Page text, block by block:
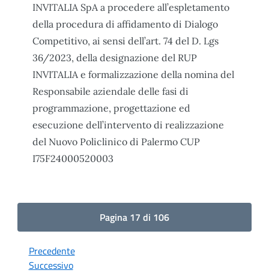
INVITALIA SpA a procedere all’espletamento
della procedura di affidamento di Dialogo
Competitivo, ai sensi dell’art. 74 del D. Lgs
36/2023, della designazione del RUP
INVITALIA e formalizzazione della nomina del
Responsabile aziendale delle fasi di
programmazione, progettazione ed
esecuzione dell’intervento di realizzazione
del Nuovo Policlinico di Palermo CUP
I75F24000520003
Pagina 17 di 106
Precedente
Successivo